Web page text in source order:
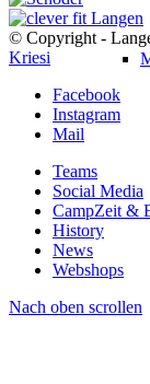
© Copyright -
Kriesi
Facebook
Instagram
Mail
Teams
Social Media
CampZeit &
History
News
Webshops
Nach oben scrollen